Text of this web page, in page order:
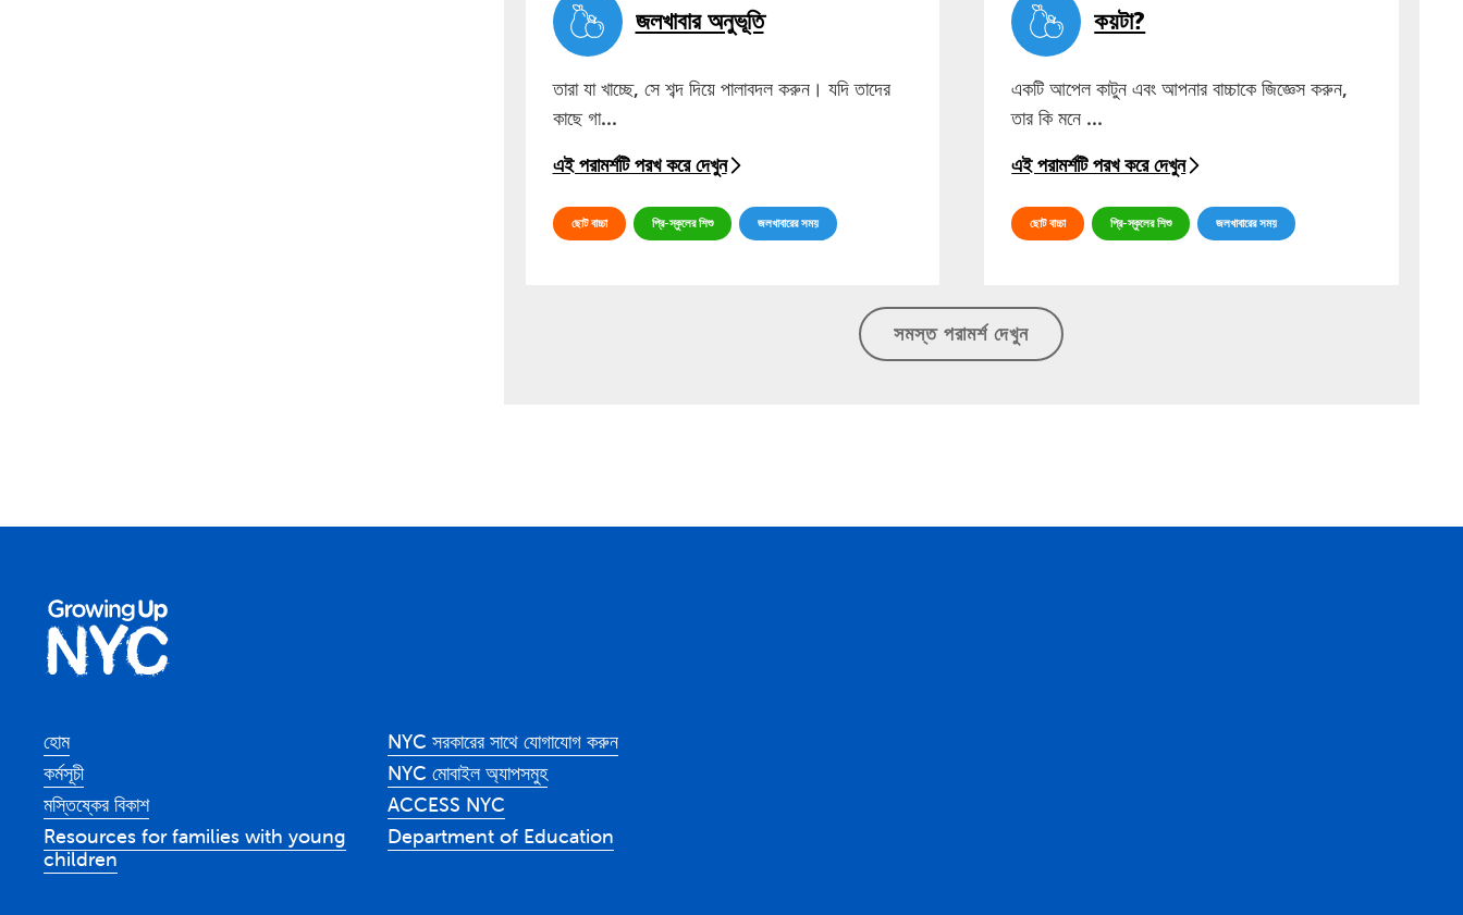
জলখাবার অনুভূতি
তারা যা খাচ্ছে, সে শব্দ দিয়ে পালাবদল করুন। যদি তাদের
কাছে গা...
এই পরামর্শটি পরখ করে দেখুন
ছোট বাচ্চা প্রি-স্কুলের শিশু জলখাবারের সময়
কয়টা?
একটি আপেল কাটুন এবং আপনার বাচ্চাকে জিজ্ঞেস করুন,
তার কি মনে ...
এই পরামর্শটি পরখ করে দেখুন
ছোট বাচ্চা প্রি-স্কুলের শিশু জলখাবারের সময়
সমস্ত পরামর্শ দেখুন
হোম
কর্মসূচী
মস্তিষ্কের বিকাশ
Resources for families with young
children
NYC সরকারের সাথে যোগাযোগ করুন
NYC মোবাইল অ্যাপসমুহ
ACCESS NYC
Department of Education